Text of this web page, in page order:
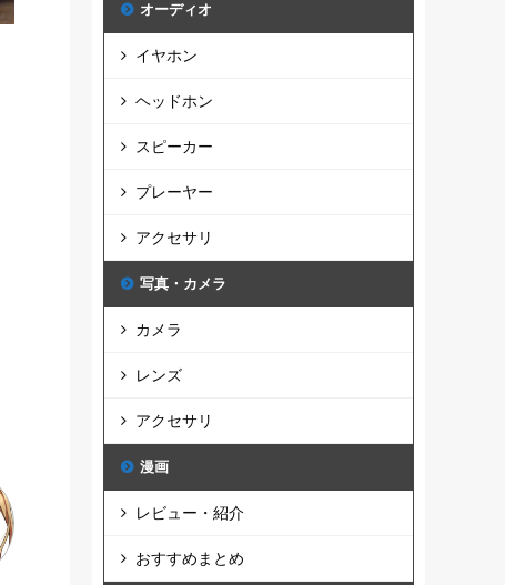
オーディオ
イヤホン
ヘッドホン
スピーカー
プレーヤー
アクセサリ
写真・カメラ
カメラ
レンズ
アクセサリ
漫画
レビュー・紹介
おすすめまとめ